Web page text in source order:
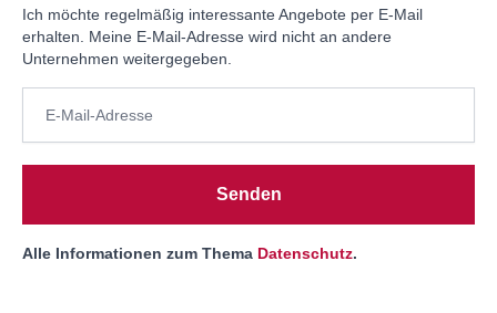
Ich möchte regelmäßig interessante Angebote per E-Mail
erhalten. Meine E-Mail-Adresse wird nicht an andere
Unternehmen weitergegeben.
Senden
Alle Informationen zum Thema Datenschutz.